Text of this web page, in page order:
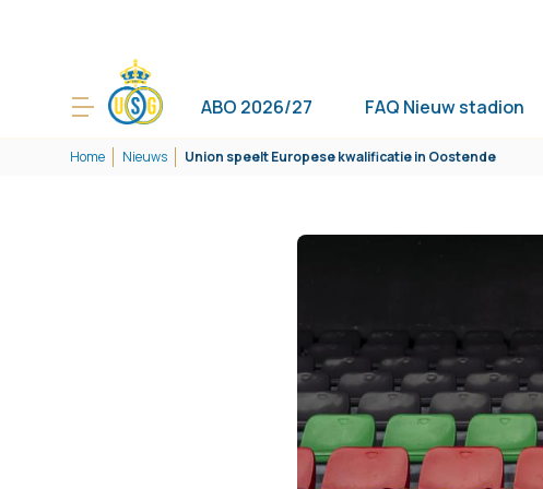
ABO 2026/27 FAQ Nieuw stadion
Home Nieuws Union speelt Europese kwalificatie in Oostende